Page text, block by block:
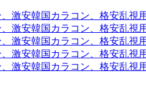
激安韓国カラコン、格安乱視
激安韓国カラコン、格安乱視
激安韓国カラコン、格安乱視
激安韓国カラコン、格安乱視
激安韓国カラコン、格安乱視